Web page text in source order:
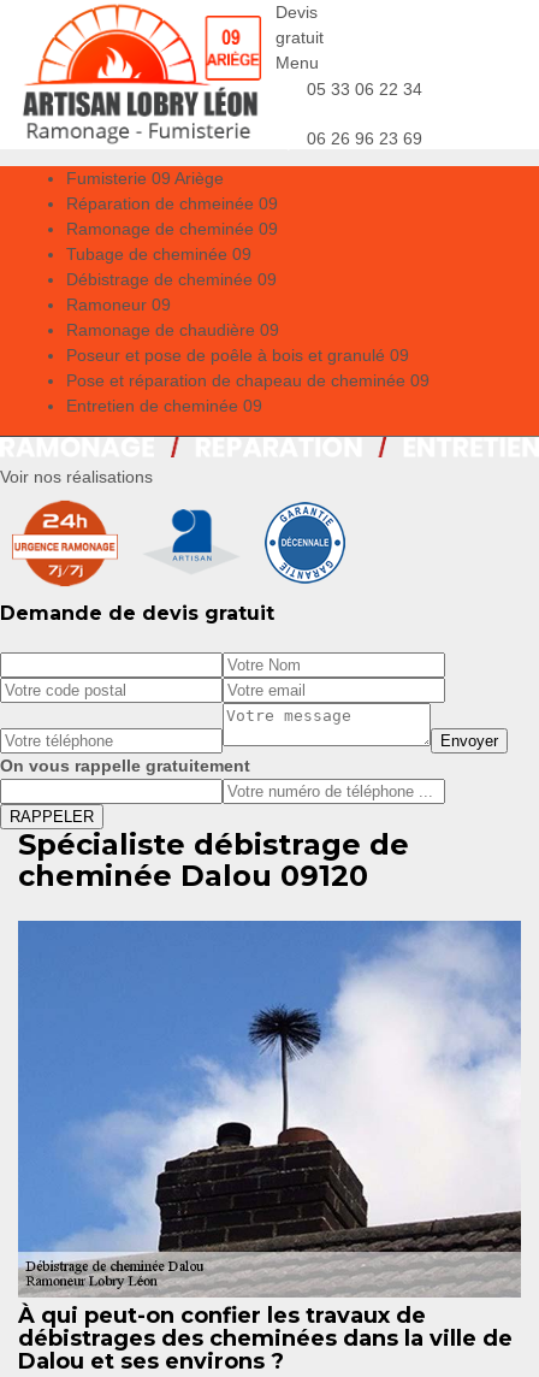
Devis
gratuit
Menu
05 33 06 22 34
06 26 96 23 69
Fumisterie 09 Ariège
Réparation de chmeinée 09
Ramonage de cheminée 09
Tubage de cheminée 09
Débistrage de cheminée 09
Ramoneur 09
Ramonage de chaudière 09
Poseur et pose de poêle à bois et granulé 09
Pose et réparation de chapeau de cheminée 09
Entretien de cheminée 09
Voir nos réalisations
Demande de devis gratuit
On vous rappelle gratuitement
Spécialiste débistrage de
cheminée Dalou 09120
À qui peut-on confier les travaux de
débistrages des cheminées dans la ville de
Dalou et ses environs ?